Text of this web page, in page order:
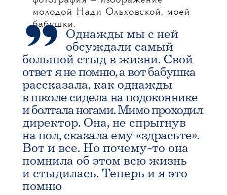
молодой Нади Ольховской, моей
бабушки.
Однажды мы с ней
обсуждали самый
большой стыд в жизни. Свой
ответ я не помню, а вот бабушка
рассказала, как однажды
в школе сидела на подоконнике
и болтала ногами. Мимо проходил
директор. Она, не спрыгнув
на пол, сказала ему «здрасьте».
Вот и все. Но почему-то она
помнила об этом всю жизнь
и стыдилась. Теперь и я это
помню